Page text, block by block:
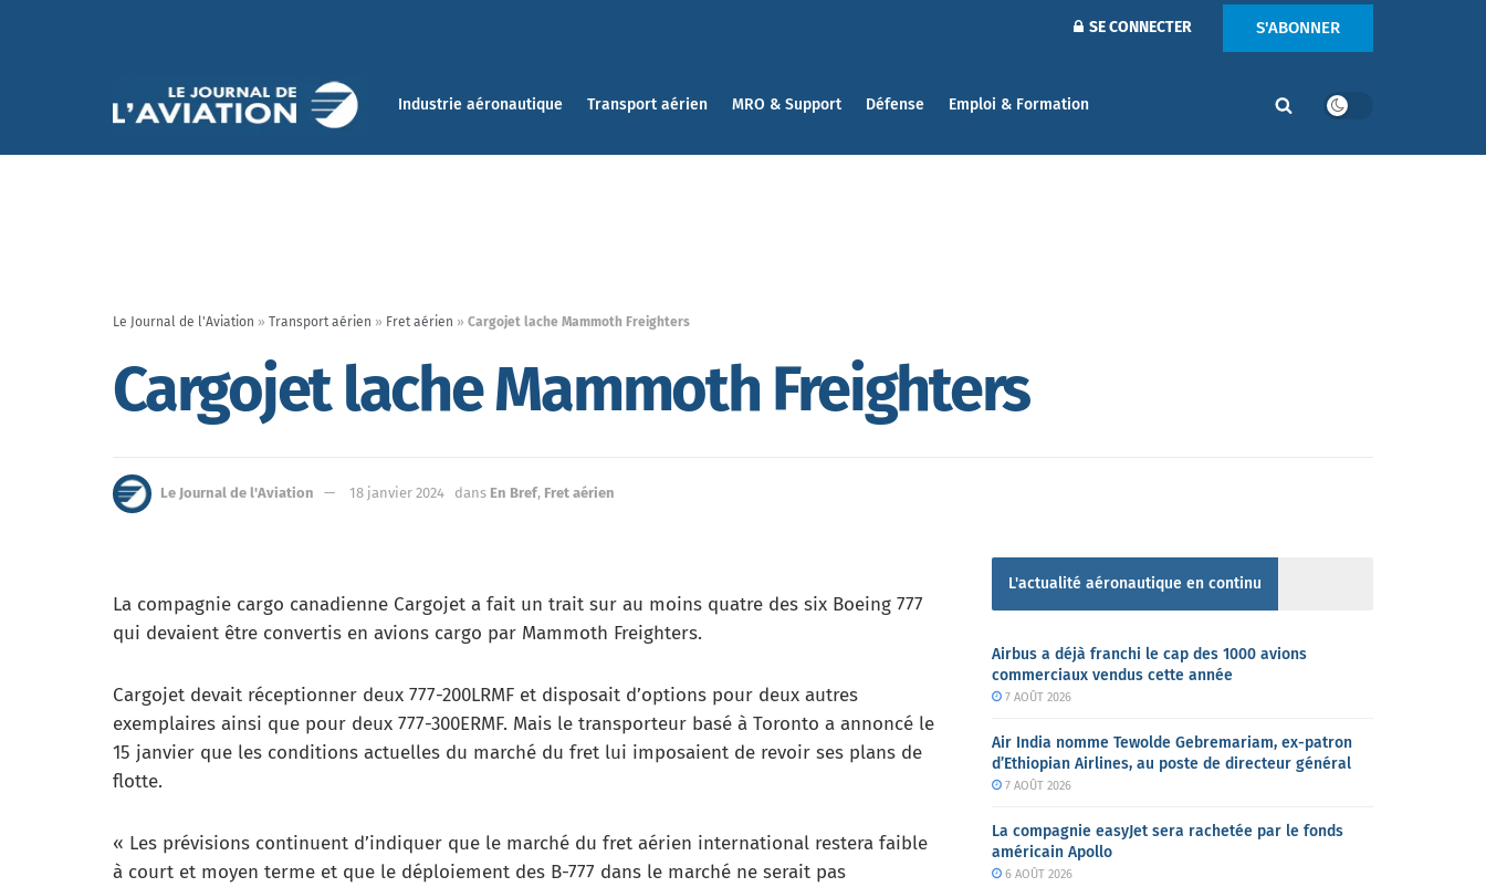
SE CONNECTER S'ABONNER
Industrie aéronautique Transport aérien MRO & Support Défense Emploi & Formation
Le Journal de l'Aviation » Transport aérien » Fret aérien » Cargojet lache Mammoth Freighters
Cargojet lache Mammoth Freighters
Le Journal de l'Aviation 18 janvier 2024 dans En Bref, Fret aérien
La compagnie cargo canadienne Cargojet a fait un trait sur au moins quatre des six Boeing 777
qui devaient être convertis en avions cargo par Mammoth Freighters.
Cargojet devait réceptionner deux 777-200LRMF et disposait d’options pour deux autres
exemplaires ainsi que pour deux 777-300ERMF. Mais le transporteur basé à Toronto a annoncé le
15 janvier que les conditions actuelles du marché du fret lui imposaient de revoir ses plans de
flotte.
« Les prévisions continuent d’indiquer que le marché du fret aérien international restera faible
à court et moyen terme et que le déploiement des B-777 dans le marché ne serait pas
L'actualité aéronautique en continu
Airbus a déjà franchi le cap des 1000 avions
commerciaux vendus cette année
7 AOÛT 2026
Air India nomme Tewolde Gebremariam, ex-patron
d’Ethiopian Airlines, au poste de directeur général
7 AOÛT 2026
La compagnie easyJet sera rachetée par le fonds
américain Apollo
6 AOÛT 2026